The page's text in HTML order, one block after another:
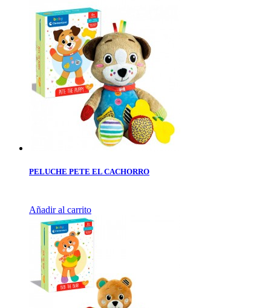
PELUCHE PETE EL CACHORRO
Añadir al carrito